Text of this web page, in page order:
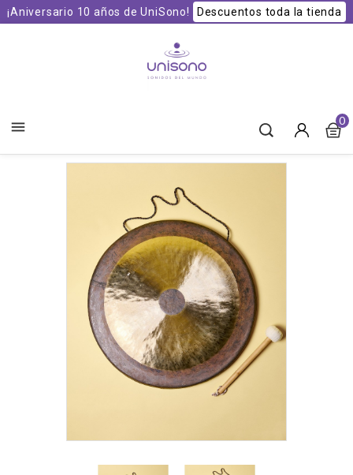
¡Aniversario 10 años de UniSono! Descuentos toda la tienda
 0